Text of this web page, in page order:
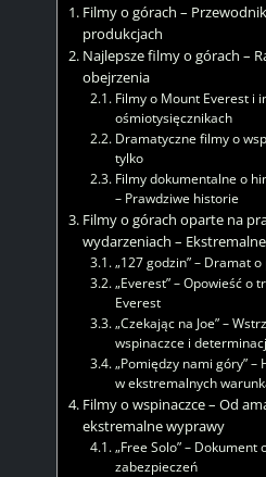
Filmy o górach –
produkcjach
Najlepsze filmy o górach –
obejrzenia
Filmy o Mount Everest i
ośmiotysięcznikach
Dramatyczne filmy o
tylko
Filmy dokumentalne o
– Prawdziwe historie
Filmy o górach oparte na
wydarzeniach –
„127 godzin” – Dramat
„Everest” – Opowieść o
Everest
„Czekając na Joe” –
wspinaczce i
„Pomiędzy nami góry”
w ekstremalnych
Filmy o wspinaczce – Od
ekstremalne wyprawy
„Free Solo” – Dokument
zabezpieczeń